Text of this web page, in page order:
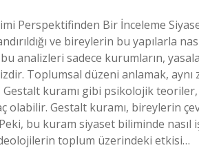
Perspektifinden Bir İnceleme
ve bireylerin bu yapılarla
analizleri sadece kurumların,
Toplumsal düzeni anlamak, aynı
Gestalt kuramı gibi psikolojik
Gestalt kuramı, bireylerin
bu kuram siyaset biliminde nasıl
toplum üzerindeki etkisi…